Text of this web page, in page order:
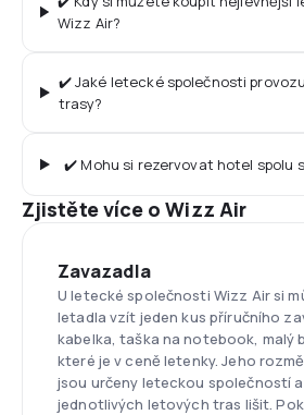
Wizz Air?
✔️ Jaké letecké společnosti
trasy?
✔️ Mohu si rezervovat hotel spolu
Zjistěte více o Wizz Air
Zavazadla
U letecké společnosti Wizz Air si
letadla vzít jeden kus příručního
kabelka, taška na notebook, malý
které je v ceně letenky. Jeho
jsou určeny leteckou společností
jednotlivých letových tras lišit.